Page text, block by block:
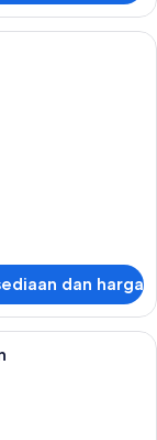
dan harga
tidur, pemandangan